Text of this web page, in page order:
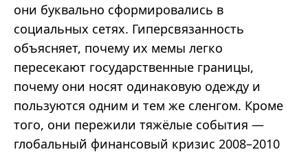
они буквально сформировались в
социальных сетях. Гиперсвязанность
объясняет, почему их мемы легко
пересекают государственные границы,
почему они носят одинаковую одежду и
пользуются одним и тем же сленгом. Кроме
того, они пережили тяжёлые события —
глобальный финансовый кризис 2008–2010